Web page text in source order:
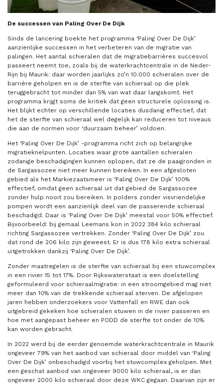
De successen van Paling Over De Dijk
Sinds de lancering boekte het programma ‘Paling Over De Dijk’
aanzienlijke successen in het verbeteren van de migratie van
palingen. Het aantal schieralen dat de migratiebarrières succesvol
passeert neemt toe, zoals bij de waterkrachtcentrale in de Neder-
Rijn bij Maurik: daar worden jaarlijks zo’n 10.000 schieralen over de
barrière geholpen en is de sterfte van schieraal op die plek
teruggebracht tot minder dan 5% van wat daar langskomt. Het
programma krijgt soms de kritiek dat geen structurele oplossing is.
Het blijkt echter op verschillende locaties dusdanig effectief, dat
het de sterfte van schieraal wel degelijk kan reduceren tot niveaus
die aan de normen voor ‘duurzaam beheer’ voldoen.
Het ‘Paling Over De Dijk’ -programma richt zich op belangrijke
migratieknelpunten. Locaties waar grote aantallen schieralen
zodanige beschadigingen kunnen oplopen, dat ze de paaigronden in
de Sargassozee niet meer kunnen bereiken. In een afgesloten
gebied als het Markiezaatsmeer is ‘Paling Over De Dijk’ 100%
effectief, omdat geen schieraal uit dat gebied de Sargassozee
zonder hulp nooit zou bereiken. In polders zonder visvriendelijke
pompen wordt een aanzienlijk deel van de passerende schieraal
beschadigd. Daar is ‘Paling Over De Dijk’ meestal voor 50% effectief.
Bijvoorbeeld: bij gemaal Leemans kon in 2022 384 kilo schieraal
richting Sargassozee vertrekken. Zonder ‘Paling Over De Dijk’ zou
dat rond de 206 kilo zijn geweest. Er is dus 178 kilo extra schieraal
uitgetrokken dankzij ‘Paling Over De Dijk’.
Zonder maatregelen is de sterfte van schieraal bij een stuwcomplex
in een rivier 15 tot 17%. Door Rijkswaterstaat is een doelstelling
geformuleerd voor schieraalmigratie: in een stroomgebied mag niet
meer dan 10% van de trekkende schieraal sterven. De afgelopen
jaren hebben onderzoekers voor Vattenfall en RWE dan ook
uitgebreid gekeken hoe schieralen stuwen in de rivier passeren en
hoe met aangepast beheer en PODD de sterfte tot onder de 10%
kan worden gebracht.
In 2022 werd bij de eerder genoemde waterkrachtcentrale in Maurik
ongeveer 79% van het aanbod van schieraal door middel van ‘Paling
Over De Dijk’ onbeschadigd voorbij het stuwcomplex geholpen. Met
een geschat aanbod van ongeveer 9000 kilo schieraal, is er dan
ongeveer 2000 kilo schieraal door deze WKC gegaan. Daarvan zijn er